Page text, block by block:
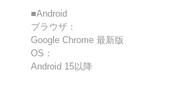
■Android
ブラウザ：
Google Chrome 最新版
OS：
Android 15以降